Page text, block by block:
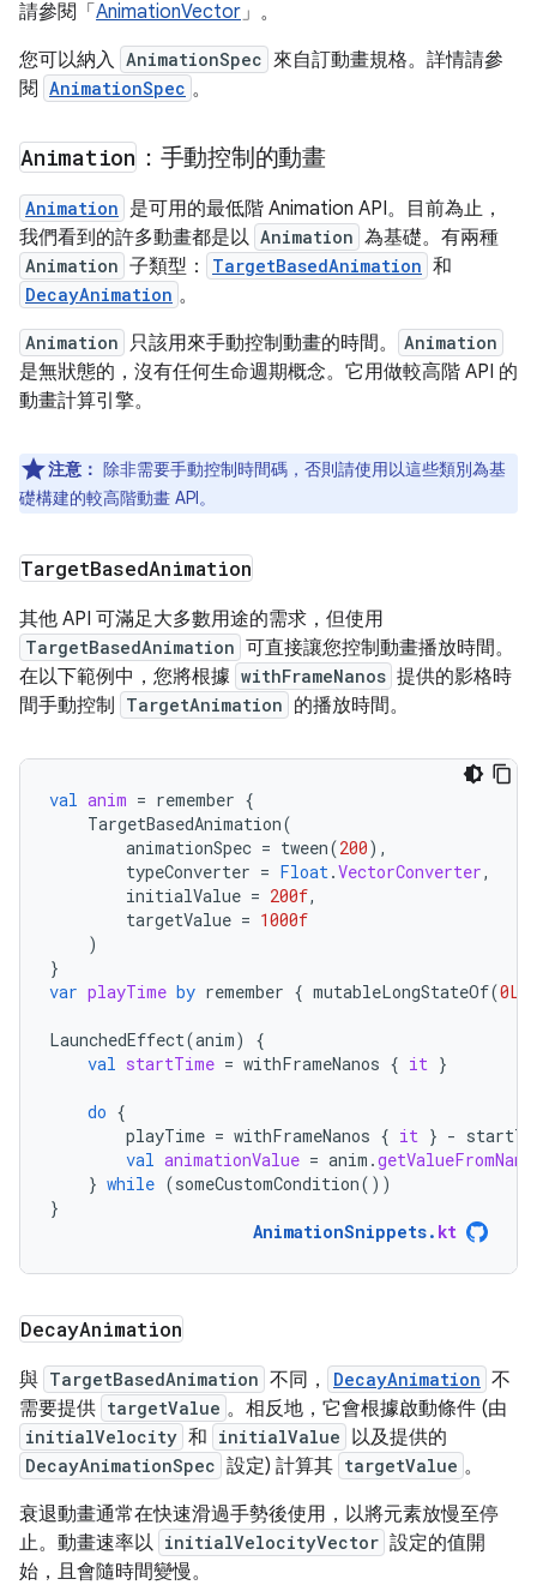
請參閱「 AnimationVector」。
您可以納入 AnimationSpec 來自訂動畫規格。詳情請參
閱 AnimationSpec 。
Animation ：手動控制的動畫
Animation 是可用的最低階 Animation API。目前為止，
我們看到的許多動畫都是以 Animation 為基礎。有兩種
Animation 子類型： TargetBasedAnimation 和
DecayAnimation 。
Animation 只該用來手動控制動畫的時間。 Animation
是無狀態的，沒有任何生命週期概念。它用做較高階 API 的
動畫計算引擎。
注意： 除非需要手動控制時間碼，否則請使用以這些類別為基
礎構建的較高階動畫 API。
TargetBasedAnimation
其他 API 可滿足大多數用途的需求，但使用
TargetBasedAnimation 可直接讓您控制動畫播放時間。
在以下範例中，您將根據 withFrameNanos 提供的影格時
間手動控制
TargetAnimation 的播放時間。
val anim = remember {
TargetBasedAnimation(
animationSpec = tween(200),
typeConverter = Float.VectorConverter,
initialValue = 200f,
targetValue = 1000f
)
}
var playTime by remember { mutableLongStateOf(0L
LaunchedEffect(anim)
{
val startTime = withFrameNanos { it }
do {
playTime = withFrameNanos { it } -
val animationValue = anim .
} while (someCustomCondition())
}
AnimationSnippets. kt
DecayAnimation
與 TargetBasedAnimation 不同， DecayAnimation 不
需要提供 targetValue 。相反地，它會根據啟動條件 (由
initialVelocity 和 initialValue 以及提供的
DecayAnimationSpec 設定) 計算其 targetValue 。
衰退動畫通常在快速滑過手勢後使用，以將元素放慢至停
止。動畫速率以 initialVelocityVector 設定的值開
始，且會隨時間變慢。